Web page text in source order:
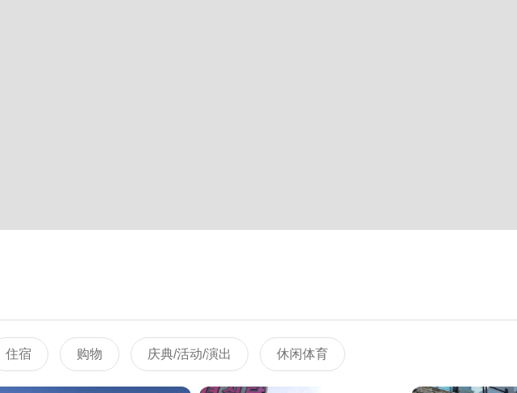
住宿 购物 庆典/活动/演出 休闲体育